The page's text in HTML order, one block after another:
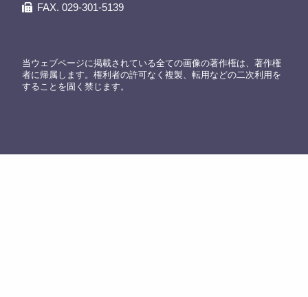
FAX. 029-301-5139
当ウェブページに掲載されている全ての画像の著作権は、著作権
者に帰属します。権利者の許可なく複製、転用などの二次利用を
することを固く禁じます。